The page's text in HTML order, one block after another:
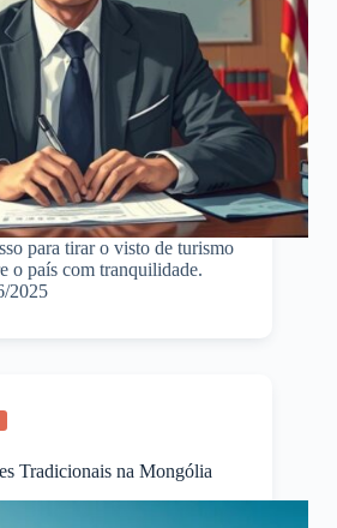
para tirar o visto de turismo
o país com tranquilidade.
2025
Tradicionais na Mongólia